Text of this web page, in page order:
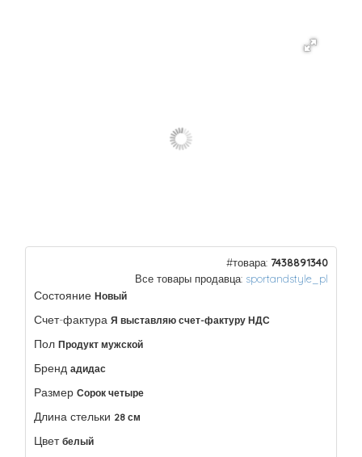
#товара: 7438891340
Все товары продавца: sportandstyle_pl
Состояние Новый
Счет-фактура Я выставляю счет-фактуру НДС
Пол Продукт мужской
Бренд адидас
Размер Сорок четыре
Длина стельки 28 см
Цвет белый